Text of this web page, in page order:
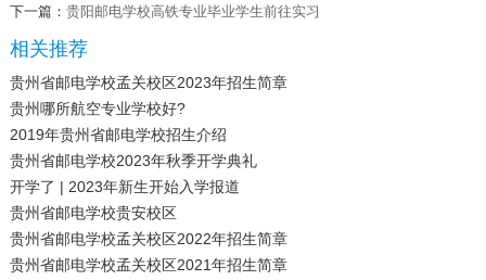
下一篇： 贵阳邮电学校高铁专业毕业学生前往实习
相关推荐
贵州省邮电学校孟关校区2023年招生简章
贵州哪所航空专业学校好?
2019年贵州省邮电学校招生介绍
贵州省邮电学校2023年秋季开学典礼
开学了 | 2023年新生开始入学报道
贵州省邮电学校贵安校区
贵州省邮电学校孟关校区2022年招生简章
贵州省邮电学校孟关校区2021年招生简章